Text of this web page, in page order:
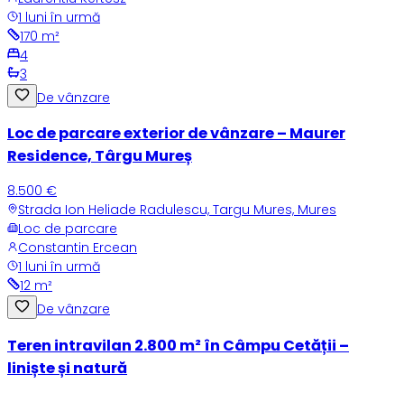
1 luni în urmă
170 m²
4
3
De vânzare
Loc de parcare exterior de vânzare – Maurer
Residence, Târgu Mureș
8.500 €
Strada Ion Heliade Radulescu, Targu Mures, Mures
Loc de parcare
Constantin Ercean
1 luni în urmă
12 m²
De vânzare
Teren intravilan 2.800 m² în Câmpu Cetății –
liniște și natură